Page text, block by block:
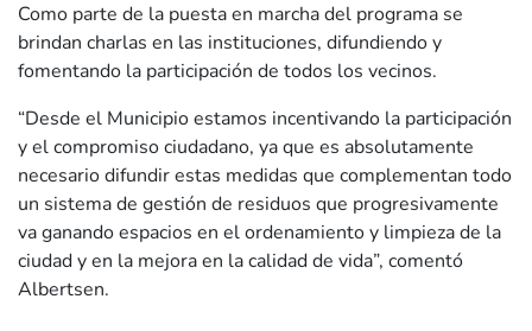
Como parte de la puesta en marcha del programa se
brindan charlas en las instituciones, difundiendo y
fomentando la participación de todos los vecinos.
“Desde el Municipio estamos incentivando la participación
y el compromiso ciudadano, ya que es absolutamente
necesario difundir estas medidas que complementan todo
un sistema de gestión de residuos que progresivamente
va ganando espacios en el ordenamiento y limpieza de la
ciudad y en la mejora en la calidad de vida”, comentó
Albertsen.